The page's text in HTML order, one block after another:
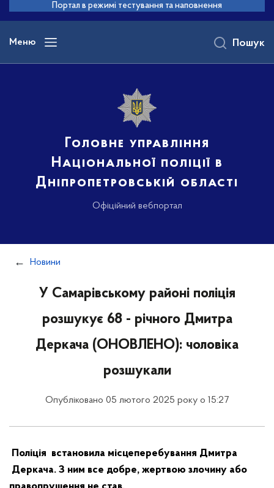
основного
вмісту
Портал в режимі тестування та наповнення
Меню
Головне управління
Національної поліції в
Дніпропетровській області
Офіційний вебпортал
Пошук
Новини
У Самарівському районі поліція
розшукує 68 - річного Дмитра
Деркача (ОНОВЛЕНО): чоловіка
розшукали
Опубліковано 05 лютого 2025 року о 15:27
Поліція встановила місцеперебування Дмитра
Деркача. З ним все добре, жертвою злочину або